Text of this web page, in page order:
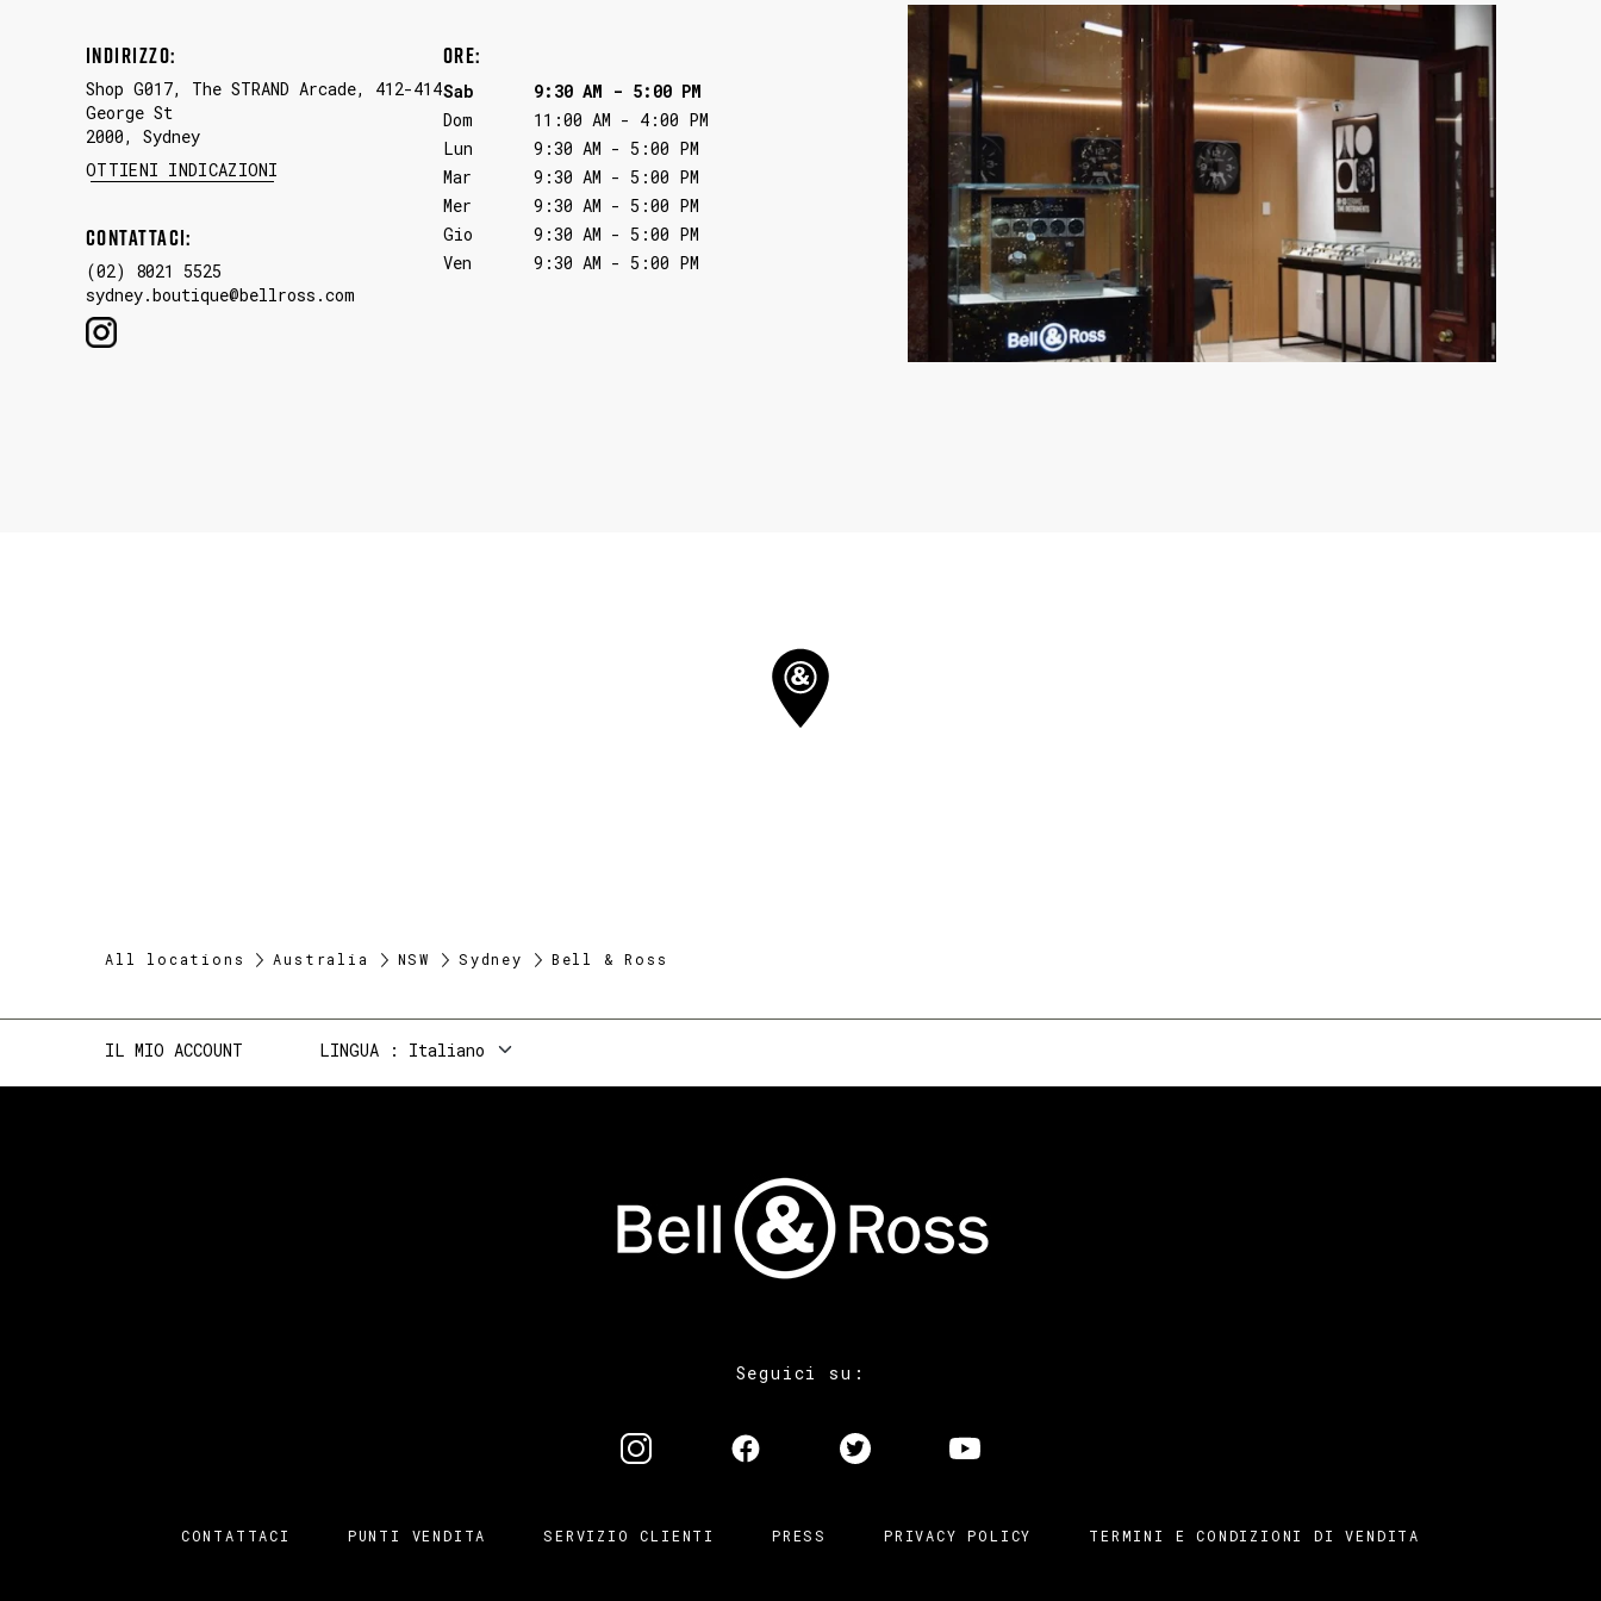
INDIRIZZO:
Shop G017, The STRAND Arcade, 412-414
George St
2000, Sydney
OTTIENI INDICAZIONI
LINK OPENS IN NEW TAB
CONTATTACI:
(02) 8021 5525
sydney.boutique@bellross.com
ORE:
Sab 9:30 AM - 5:00 PM
Dom
11:00 AM - 4:00 PM
Lun
9:30 AM - 5:00 PM
Mar
9:30 AM - 5:00 PM
Mer
9:30 AM - 5:00 PM
Gio
9:30 AM - 5:00 PM
Ven
9:30 AM - 5:00 PM
pin map
All locations Australia NSW Sydney Bell & Ross
IL MIO ACCOUNT LINGUA Italiano
Seguici su:
CONTATTACI PUNTI VENDITA SERVIZIO CLIENTI PRESS PRIVACY POLICY TERMINI E CONDIZIONI DI VENDITA